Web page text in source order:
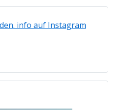
info auf Instagram